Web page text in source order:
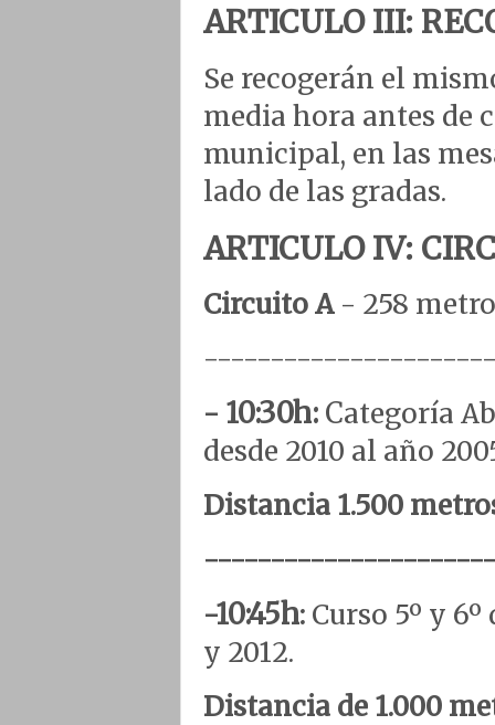
ARTICULO III:
Se recogerán el
media hora antes de
municipal, en las
lado de las gradas.
ARTICULO IV:
Circuito A - 258
- 10:30h: Categoría
desde 2010 al año
Distancia 1.500
-10:45h: Curso 5º y
y 2012.
Distancia de 1.000